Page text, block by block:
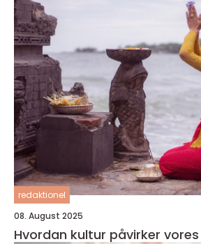
redaktionel
08. August 2025
Hvordan kultur påvirker